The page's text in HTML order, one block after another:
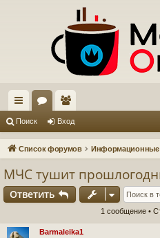
с
ы ум
ол
ьз
ел
Поиск Вход
Список форумов
МЧС тушит
Ответить
1 сообщение •
Barmaleika1